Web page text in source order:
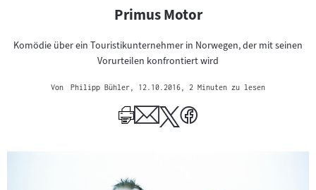
Primus Motor
Komödie über ein Touristikunternehmer in Norwegen, der mit seinen
Vorurteilen konfrontiert wird
Von Philipp Bühler , 12.10.2016 , 2 Minuten zu lesen